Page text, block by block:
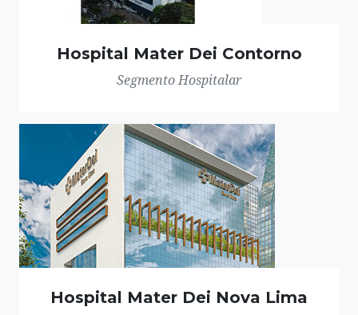
Hospital Mater Dei Contorno
Segmento Hospitalar
Hospital Mater Dei Nova Lima